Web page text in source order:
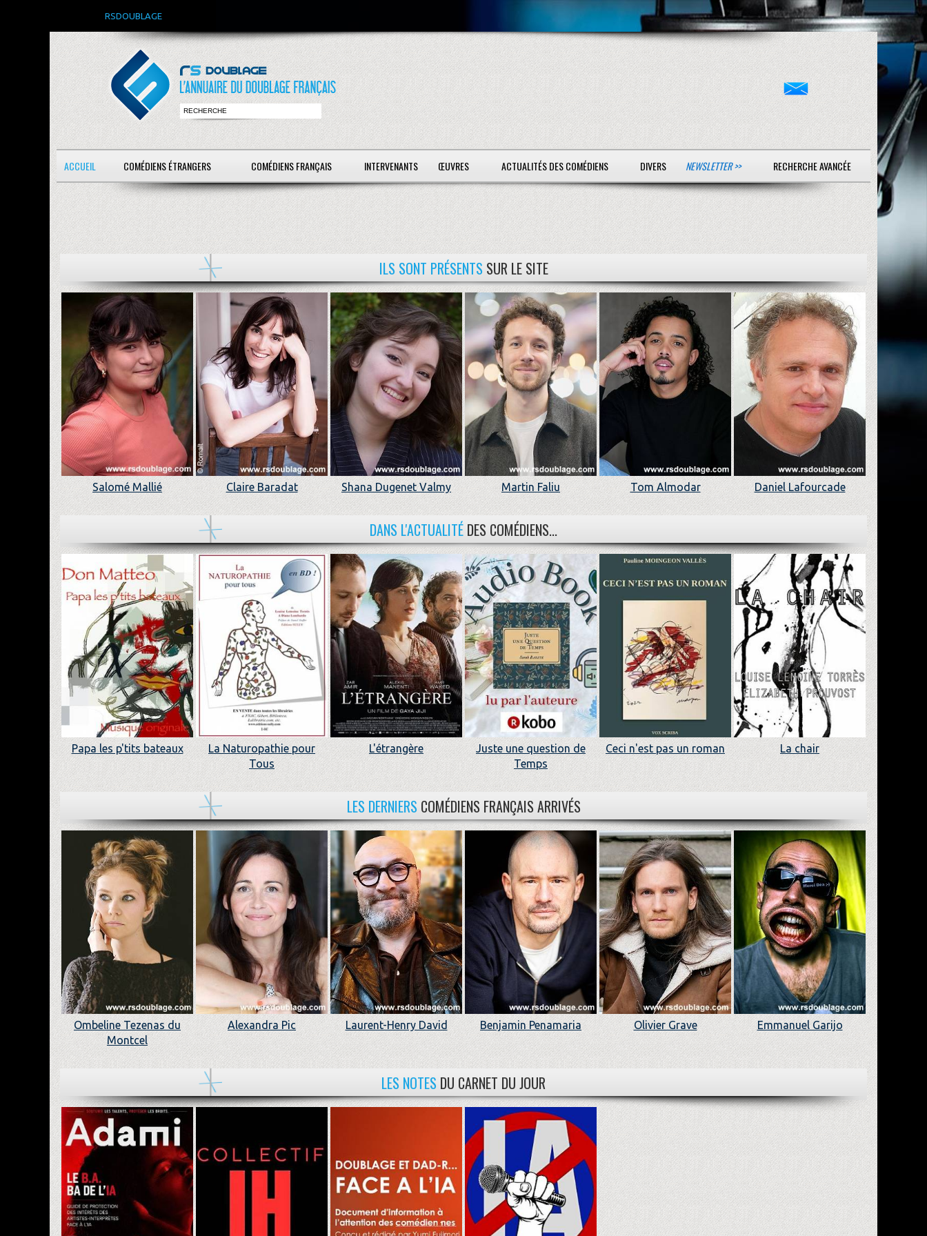
RSDOUBLAGE
ACCUEIL COMÉDIENS ÉTRANGERS COMÉDIENS FRANÇAIS INTERVENANTS ŒUVRES ACTUALITÉS DES COMÉDIENS DIVERS NEWSLETTER >> RECHERCHE AVANCÉE
ILS SONT PRÉSENTS SUR LE SITE
Salomé Mallié Claire Baradat Shana Dugenet Valmy Martin Faliu Tom Almodar Daniel Lafourcade
DANS L'ACTUALITÉ DES COMÉDIENS...
Papa les p'tits bateaux
La Naturopathie pour
Tous
L'étrangère
Juste une question de
Temps
Ceci n'est pas un roman La chair
LES DERNIERS COMÉDIENS FRANÇAIS ARRIVÉS
Ombeline Tezenas du
Montcel
Alexandra Pic Laurent-Henry David Benjamin Penamaria Olivier Grave Emmanuel Garijo
LES NOTES DU CARNET DU JOUR